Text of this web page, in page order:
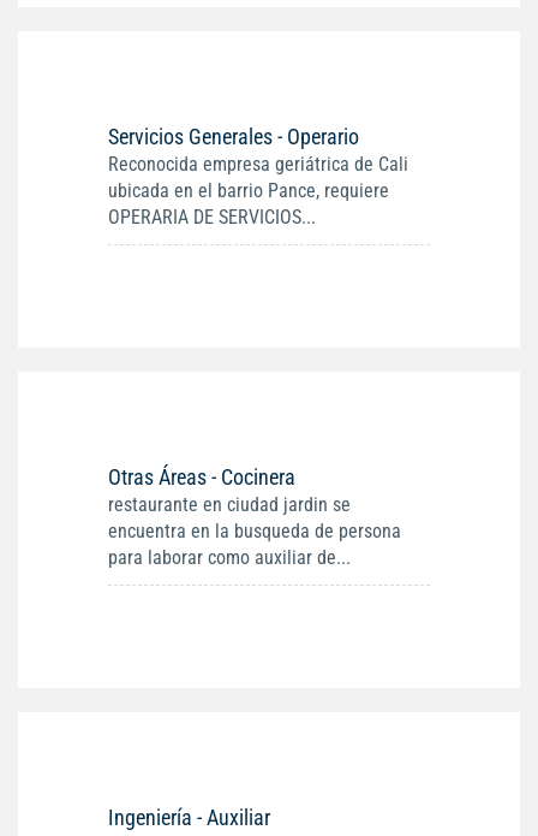
Servicios Generales - Operario
Reconocida empresa geriátrica de Cali
ubicada en el barrio Pance, requiere
OPERARIA DE SERVICIOS...
Otras Áreas - Cocinera
restaurante en ciudad jardin se
encuentra en la busqueda de persona
para laborar como auxiliar de...
Ingeniería - Auxiliar